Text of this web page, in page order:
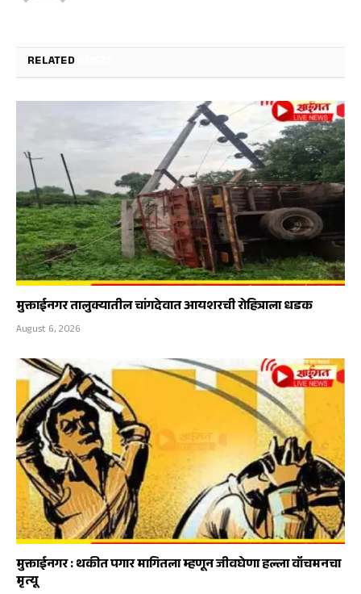
RELATED
मुक्ताईनगर तालुक्यातील चांगदेवात आयशरची रोहित्राला धडक
August 6, 2026
मुक्ताईनगर : थकीत पगार मागितला म्हणून जीवघेणा हल्ला वॉचमनचा
मृत्यू